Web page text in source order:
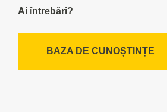
Ai întrebări?
BAZA DE CUNOȘTINȚE